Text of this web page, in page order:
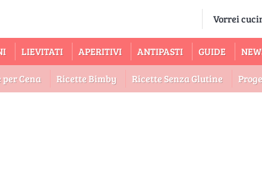
LIEVITATI APERITIVI ANTIPASTI GUIDE
per Cena Ricette Bimby Ricette Senza Glutine